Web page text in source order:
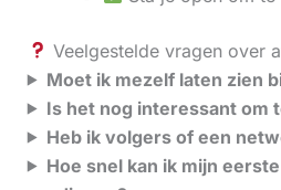
Veelgestelde vragen over
Moet ik mezelf laten zien
Is het nog interessant om
Heb ik volgers of een
Hoe snel kan ik mijn